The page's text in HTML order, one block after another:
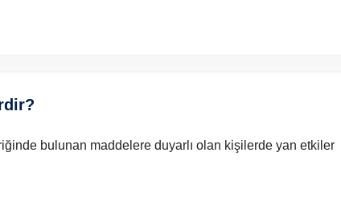
bulunan maddelere duyarlı olan kişilerde yan etkiler